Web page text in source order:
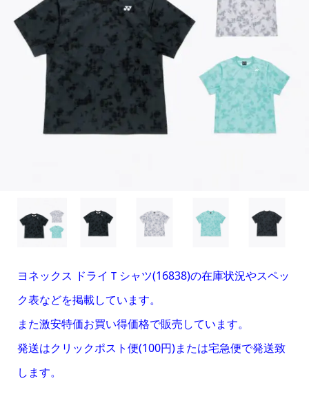
ヨネックス ドライＴシャツ(16838)の在庫状況やスペッ
ク表などを掲載しています。
また激安特価お買い得価格で販売しています。
発送はクリックポスト便(100円)または宅急便で発送致
します。